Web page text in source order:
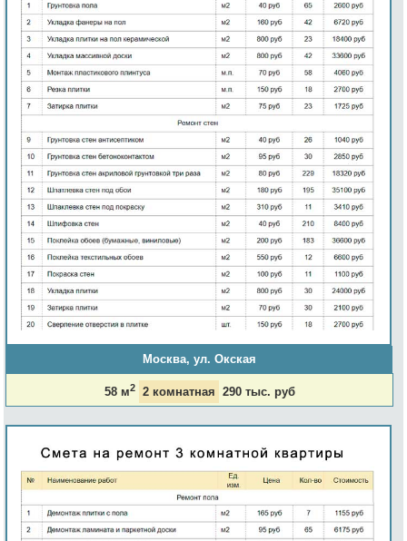
Москва, ул. Окская
58 м2 2 комнатная 290 тыс. руб